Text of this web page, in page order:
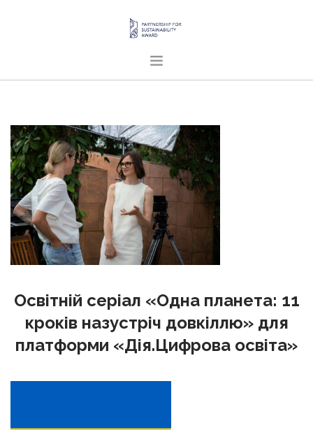
ПРО НАС
ПРОЄКТИ
ПУБЛІКАЦІЇ
УКРАЇНСЬКА
SEARCH SITE
Освітній серіал «Одна планета: 11
кроків назустріч довкіллю» для
платформи «Дія.Цифрова освіта»